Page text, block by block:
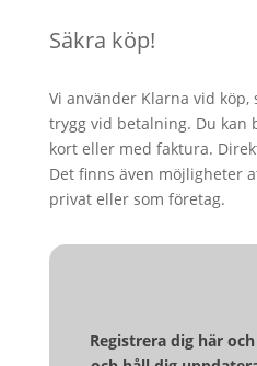
Säkra köp!
Vi använder Klarna vid köp,
trygg vid betalning. Du kan
kort eller med faktura.
Det finns även möjligheter
privat eller som företag.
Registrera dig här